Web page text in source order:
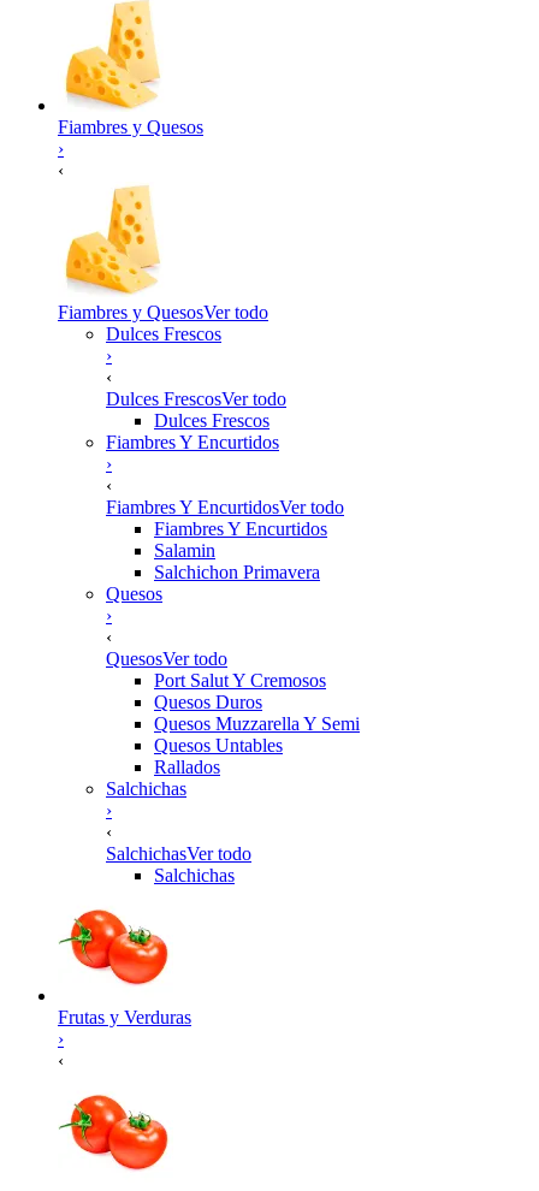
Fiambres y Quesos
›
‹
Fiambres y QuesosVer todo
Dulces Frescos
›
‹
Dulces FrescosVer todo
Dulces Frescos
Fiambres Y Encurtidos
›
‹
Fiambres Y EncurtidosVer todo
Fiambres Y Encurtidos
Salamin
Salchichon Primavera
Quesos
›
‹
QuesosVer todo
Port Salut Y Cremosos
Quesos Duros
Quesos Muzzarella Y Semi
Quesos Untables
Rallados
Salchichas
›
‹
SalchichasVer todo
Salchichas
Frutas y Verduras
›
‹